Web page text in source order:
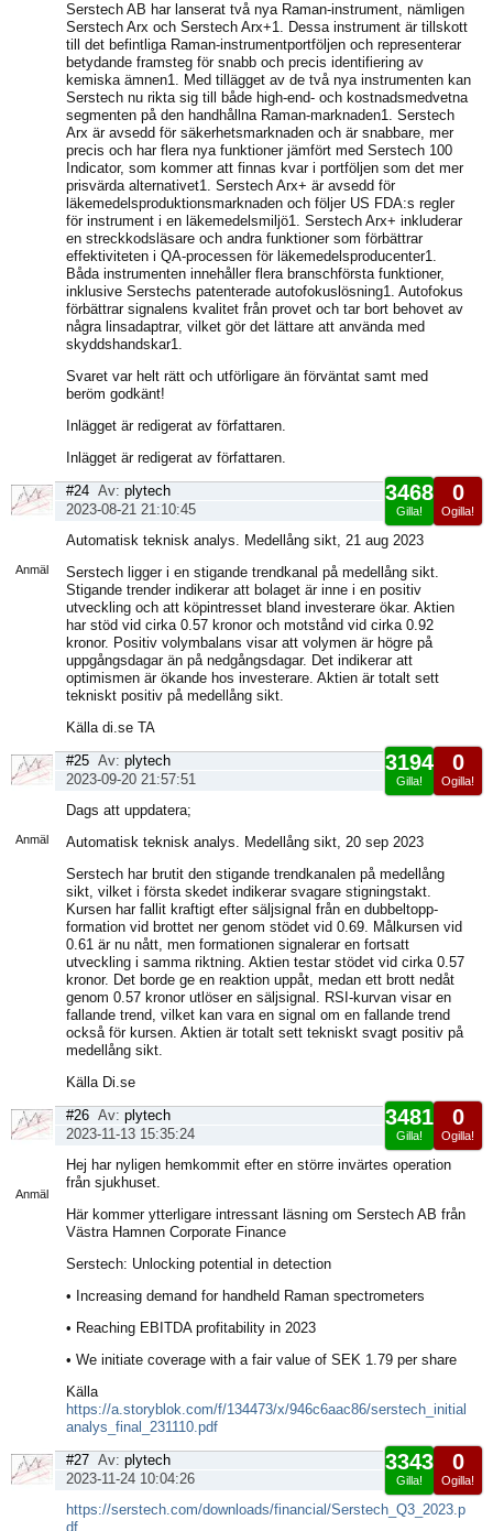
Serstech AB har lanserat två nya Raman-instrument, nämligen
Serstech Arx och Serstech Arx+1. Dessa instrument är tillskott
till det befintliga Raman-instrumentportföljen och representerar
betydande framsteg för snabb och precis identifiering av
kemiska ämnen1. Med tillägget av de två nya instrumenten kan
Serstech nu rikta sig till både high-end- och kostnadsmedvetna
segmenten på den handhållna Raman-marknaden1. Serstech
Arx är avsedd för säkerhetsmarknaden och är snabbare, mer
precis och har flera nya funktioner jämfört med Serstech 100
Indicator, som kommer att finnas kvar i portföljen som det mer
prisvärda alternativet1. Serstech Arx+ är avsedd för
läkemedelsproduktionsmarknaden och följer US FDA:s regler
för instrument i en läkemedelsmiljö1. Serstech Arx+ inkluderar
en streckkodsläsare och andra funktioner som förbättrar
effektiviteten i QA-processen för läkemedelsproducenter1.
Båda instrumenten innehåller flera branschförsta funktioner,
inklusive Serstechs patenterade autofokuslösning1. Autofokus
förbättrar signalens kvalitet från provet och tar bort behovet av
några linsadaptrar, vilket gör det lättare att använda med
skyddshandskar1.
Svaret var helt rätt och utförligare än förväntat samt med
beröm godkänt!
Inlägget är redigerat av författaren.
Inlägget är redigerat av författaren.
Anmäl
0
Ogilla!
3468
Gilla!
#24 Av: plytech
2023-08-21 21:10:45
Automatisk teknisk analys. Medellång sikt, 21 aug 2023
Serstech ligger i en stigande trendkanal på medellång sikt.
Stigande trender indikerar att bolaget är inne i en positiv
utveckling och att köpintresset bland investerare ökar. Aktien
har stöd vid cirka 0.57 kronor och motstånd vid cirka 0.92
kronor. Positiv volymbalans visar att volymen är högre på
uppgångsdagar än på nedgångsdagar. Det indikerar att
optimismen är ökande hos investerare. Aktien är totalt sett
tekniskt positiv på medellång sikt.
Källa di.se TA
Anmäl
0
Ogilla!
3194
Gilla!
#25 Av: plytech
2023-09-20 21:57:51
Dags att uppdatera;
Automatisk teknisk analys. Medellång sikt, 20 sep 2023
Serstech har brutit den stigande trendkanalen på medellång
sikt, vilket i första skedet indikerar svagare stigningstakt.
Kursen har fallit kraftigt efter säljsignal från en dubbeltopp-
formation vid brottet ner genom stödet vid 0.69. Målkursen vid
0.61 är nu nått, men formationen signalerar en fortsatt
utveckling i samma riktning. Aktien testar stödet vid cirka 0.57
kronor. Det borde ge en reaktion uppåt, medan ett brott nedåt
genom 0.57 kronor utlöser en säljsignal. RSI-kurvan visar en
fallande trend, vilket kan vara en signal om en fallande trend
också för kursen. Aktien är totalt sett tekniskt svagt positiv på
medellång sikt.
Källa Di.se
Anmäl
0
Ogilla!
3481
Gilla!
#26 Av: plytech
2023-11-13 15:35:24
Hej har nyligen hemkommit efter en större invärtes operation
från sjukhuset.
Här kommer ytterligare intressant läsning om Serstech AB från
Västra Hamnen Corporate Finance
Serstech: Unlocking potential in detection
• Increasing demand for handheld Raman spectrometers
• Reaching EBITDA profitability in 2023
• We initiate coverage with a fair value of SEK 1.79 per share
Källa
https://a.storyblok.com/f/134473/x/946c6aac86/serstech_initial
analys_final_231110.pdf
0
Ogilla!
3343
Gilla!
#27 Av: plytech
2023-11-24 10:04:26
https://serstech.com/downloads/financial/Serstech_Q3_2023.p
df